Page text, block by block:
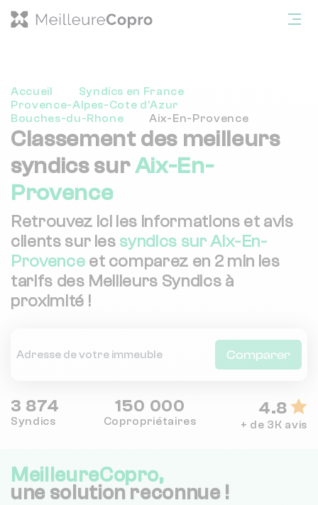
Accueil
Syndics en France
Provence-Alpes-Cote d'Azur
Bouches-du-Rhone
Aix-En-Provence
Classement des meilleurs
syndics surAix-En-
Provence
Retrouvez ici les informations et avis
clients sur les syndics sur Aix-En-
Provence et comparez en 2 min les
tarifs des Meilleurs Syndics à
proximité !
Comparer
3 874
Syndics
150 000
Copropriétaires
4.8
+ de 3K avis
MeilleureCopro,
une solution reconnue !